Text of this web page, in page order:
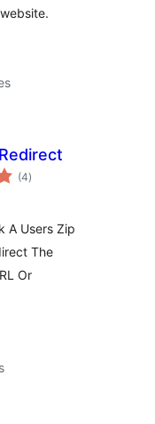
(4puntuacions
totals
)
A Users Zip
The
Or